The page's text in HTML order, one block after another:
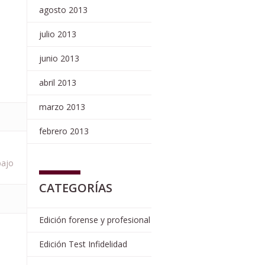
agosto 2013
julio 2013
junio 2013
abril 2013
marzo 2013
febrero 2013
CATEGORÍAS
Edición forense y profesional
Edición Test Infidelidad